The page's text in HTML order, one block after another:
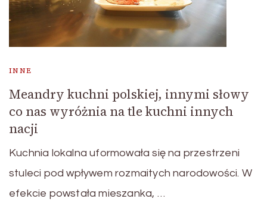
INNE
Meandry kuchni polskiej, innymi słowy
co nas wyróżnia na tle kuchni innych
nacji
Kuchnia lokalna uformowała się na przestrzeni
stuleci pod wpływem rozmaitych narodowości. W
efekcie powstała mieszanka, …